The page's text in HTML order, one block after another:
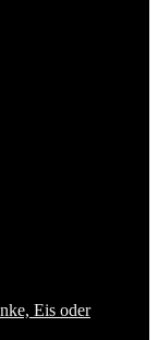
Eis oder